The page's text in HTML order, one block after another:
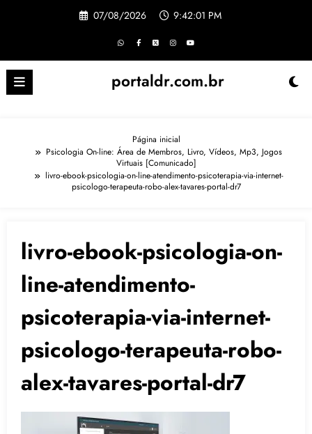
07/08/2026 9:42:02 PM
portaldr.com.br
Página inicial
Psicologia On-line: Área de Membros, Livro, Vídeos, Mp3, Jogos
Virtuais [Comunicado]
livro-ebook-psicologia-on-line-atendimento-psicoterapia-via-internet-
psicologo-terapeuta-robo-alex-tavares-portal-dr7
livro-ebook-psicologia-on-
line-atendimento-
psicoterapia-via-internet-
psicologo-terapeuta-robo-
alex-tavares-portal-dr7